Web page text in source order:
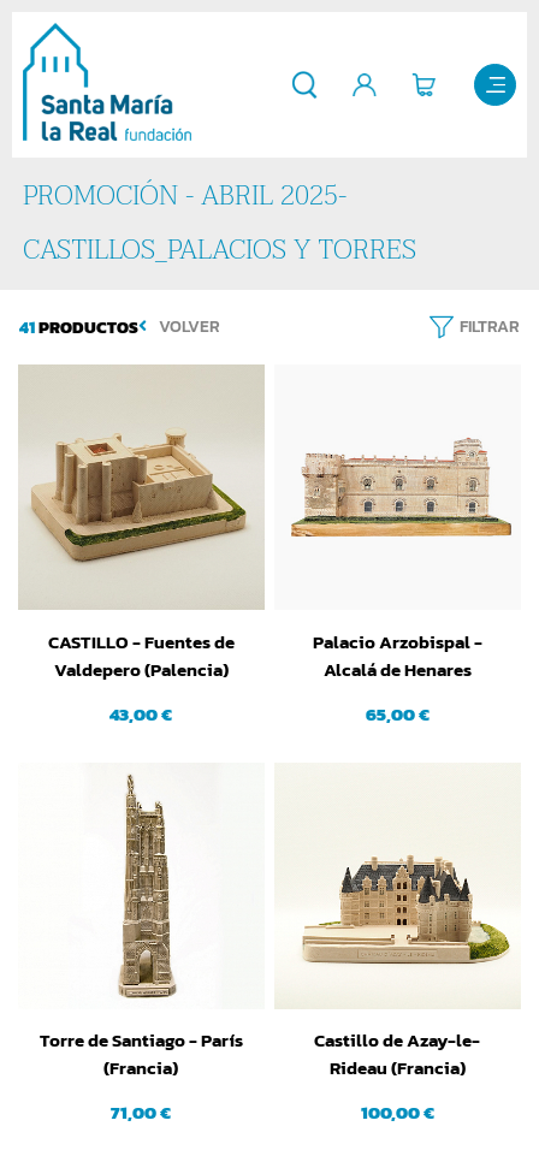
PROMOCIÓN - ABRIL 2025-
CASTILLOS_PALACIOS Y TORRES
41PRODUCTOS VOLVER FILTRAR
CASTILLO - Fuentes de
Valdepero (Palencia)
43,00 €
Palacio Arzobispal -
Alcalá de Henares
65,00 €
Torre de Santiago - París
(Francia)
71,00 €
Castillo de Azay-le-
Rideau (Francia)
100,00 €